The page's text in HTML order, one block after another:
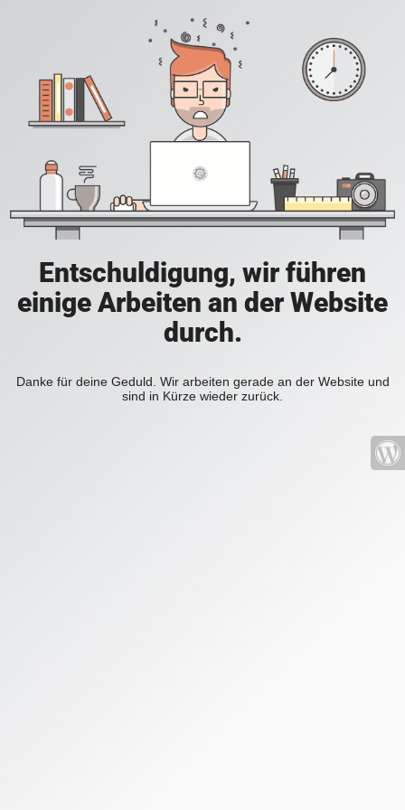
Entschuldigung, wir führen
einige Arbeiten an der Website
durch.
Danke für deine Geduld. Wir arbeiten gerade an der Website und
sind in Kürze wieder zurück.